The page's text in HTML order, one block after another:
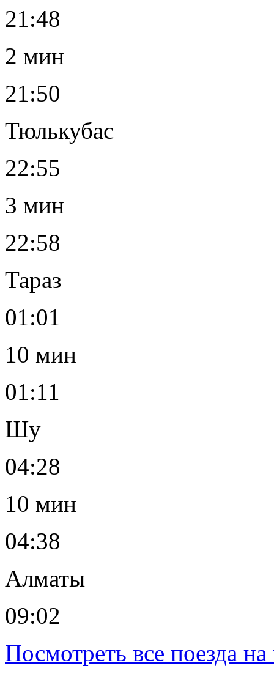
21:48
2 мин
21:50
Тюлькубас
22:55
3 мин
22:58
Тараз
01:01
10 мин
01:11
Шу
04:28
10 мин
04:38
Алматы
09:02
Посмотреть все поезда